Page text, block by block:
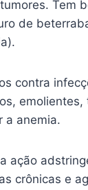
Tem
de
contra
emolientes,
a anemia.
ação
crônicas e